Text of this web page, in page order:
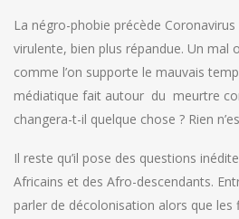
La négro-phobie précède
virulente, bien plus répandue. Un mal
comme l’on supporte le mauvais
médiatique fait autour du meurtre
changera-t-il quelque chose ? Rien
Il reste qu’il pose des questions
Africains et des Afro-descendants.
parler de décolonisation alors que